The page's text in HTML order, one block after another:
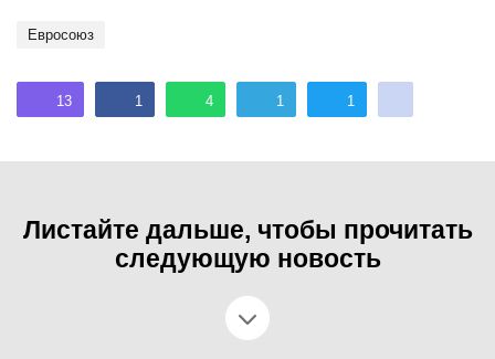
Евросоюз
13 1 4 1 1
Листайте дальше, чтобы прочитать
следующую новость